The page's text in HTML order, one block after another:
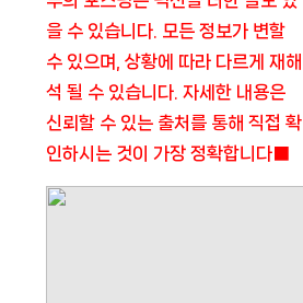
을 수 있습니다. 모든 정보가 변할
수 있으며, 상황에 따라 다르게 재해
석 될 수 있습니다. 자세한 내용은
신뢰할 수 있는 출처를 통해 직접 확
인하시는 것이 가장 정확합니다■